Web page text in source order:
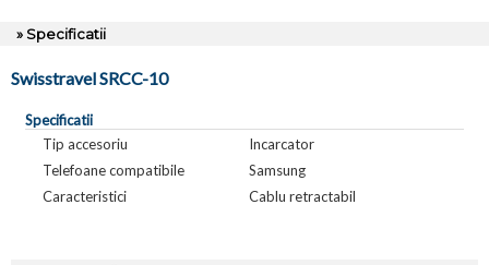
» Specificatii
Swisstravel SRCC-10
Specificatii
Tip accesoriu
Incarcator
Telefoane compatibile
Samsung
Caracteristici
Cablu retractabil